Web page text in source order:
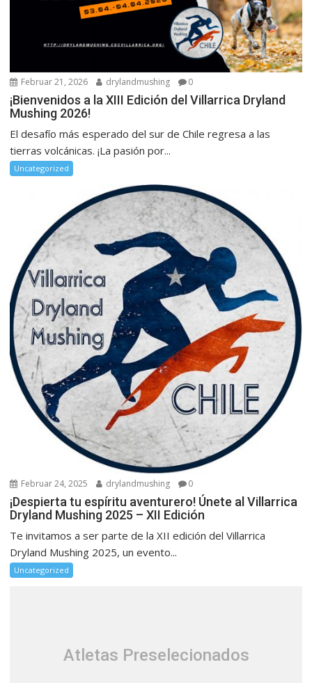
Februar 21, 2026 drylandmushing 0
¡Bienvenidos a la XIII Edición del Villarrica Dryland
Mushing 2026!
El desafío más esperado del sur de Chile regresa a las
tierras volcánicas. ¡La pasión por...
Uncategorized
Februar 24, 2025 drylandmushing 0
¡Despierta tu espíritu aventurero! Únete al Villarrica
Dryland Mushing 2025 – XII Edición
Te invitamos a ser parte de la XII edición del Villarrica
Dryland Mushing 2025, un evento...
Uncategorized
Atletas Preselecionados